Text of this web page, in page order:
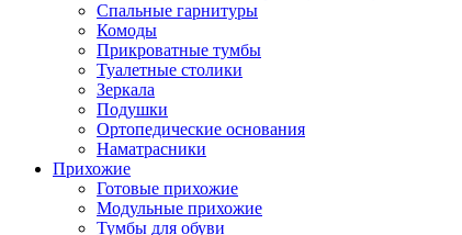
Спальные гарнитуры
Комоды
Прикроватные тумбы
Туалетные столики
Зеркала
Подушки
Ортопедические основания
Наматрасники
Прихожие
Готовые прихожие
Модульные прихожие
Тумбы для обуви